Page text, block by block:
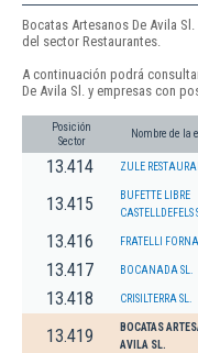
Bocatas Artesanos De Avila
del sector Restaurantes.
A continuación podrá
De Avila Sl. y empresas con
Posición
Sector
Nombre de la
13.414 ZULE
13.415
BUFETTE LIBRE
CASTELLDEFELS
13.416 FRATELLI FORNAI
13.417 BOCANADA SL.
13.418 CRISILTERRA SL.
13.419
BOCATAS
AVILA SL.